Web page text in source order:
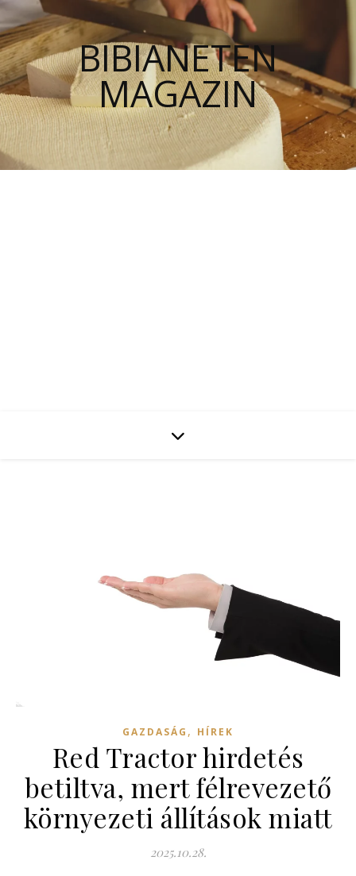
BIBIANETEN
MAGAZIN
GAZDASÁG , HÍREK
Red Tractor hirdetés
betiltva, mert félrevezető
környezeti állítások miatt
2025.10.28.